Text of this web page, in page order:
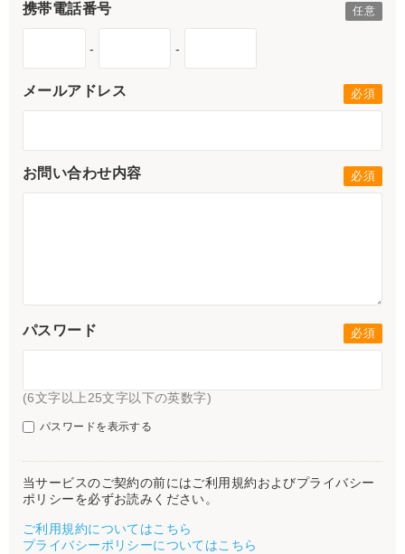
携帯電話番号
- -
メールアドレス
お問い合わせ内容
パスワード
(6文字以上25文字以下の英数字)
パスワードを表示する
当サービスのご契約の前にはご利用規約およびプライバシー
ポリシーを必ずお読みください。
ご利用規約についてはこちら
プライバシーポリシーについてはこちら